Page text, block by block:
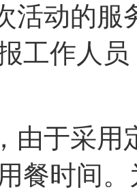
活动的服
工作人
由于采
餐时间